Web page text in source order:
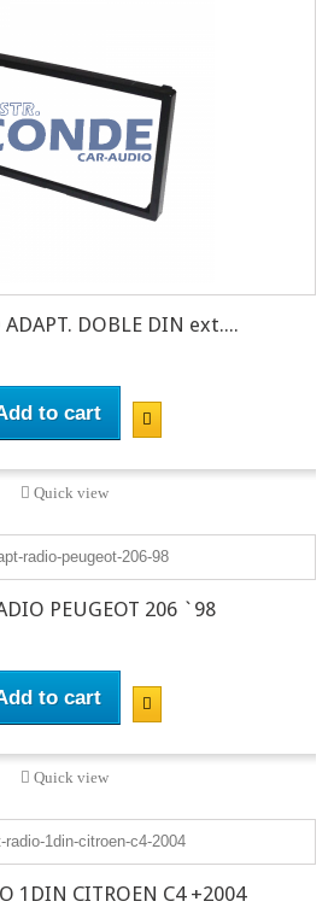
ADAPT. DOBLE DIN ext....
to cart
Quick view
PEUGEOT 206 `98
to cart
Quick view
1DIN CITROEN C4 +2004